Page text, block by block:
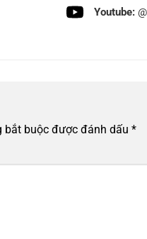
Youtube:
bắt buộc được đánh dấu *